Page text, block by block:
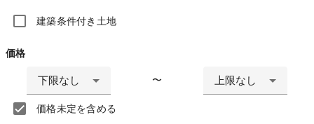
建築条件付き土地
価格
下限なし 〜 上限なし
価格未定を含める